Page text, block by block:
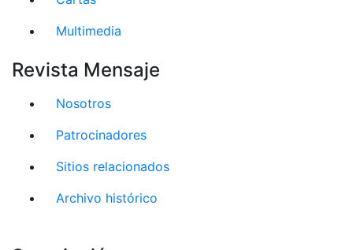
Multimedia
Revista Mensaje
Nosotros
Patrocinadores
Sitios relacionados
Archivo histórico